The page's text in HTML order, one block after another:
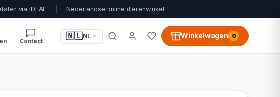
via iDEAL Nederlandse online dierenwinkel
Contact
🇳🇱NL Winkelwagen 0